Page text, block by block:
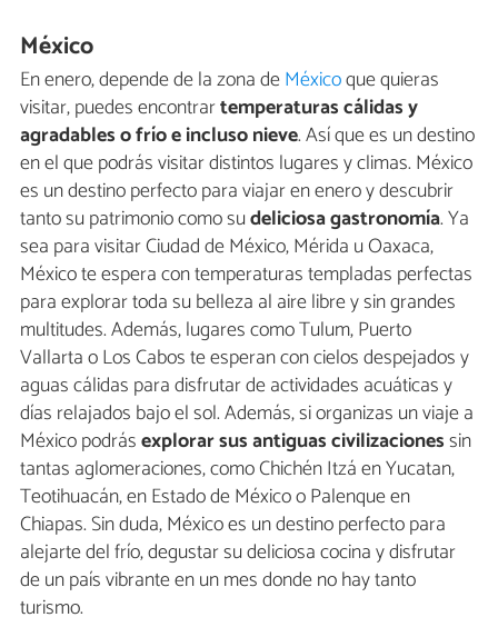
México
En enero, depende de la zona deMéxicoque quieras
visitar, puedes encontrartemperaturas cálidas y
agradables o frío e incluso nieve. Así que es un destino
en el que podrás visitar distintos lugares y climas. México
es un destino perfecto para viajar en enero y descubrir
tanto su patrimonio como sudeliciosa gastronomía. Ya
sea para visitar Ciudad de México, Mérida u Oaxaca,
México te espera con temperaturas templadas perfectas
para explorar toda su belleza al aire libre y sin grandes
multitudes. Además, lugares como Tulum, Puerto
Vallarta o Los Cabos te esperan con cielos despejados y
aguas cálidas para disfrutar de actividades acuáticas y
días relajados bajo el sol. Además, si organizas un viaje a
México podrásexplorar sus antiguas civilizacionessin
tantas aglomeraciones, como Chichén Itzá en Yucatan,
Teotihuacán, en Estado de México o Palenque en
Chiapas. Sin duda, México es un destino perfecto para
alejarte del frío, degustar su deliciosa cocina y disfrutar
de un país vibrante en un mes donde no hay tanto
turismo.